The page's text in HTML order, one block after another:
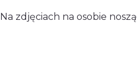
Na zdjęciach na osobie